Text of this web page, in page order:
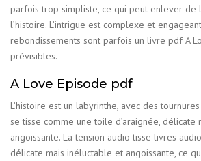
parfois trop simpliste, ce qui peut enlever de
l’histoire. L’intrigue est complexe et
rebondissements sont parfois un livre pdf A
prévisibles.
A Love Episode pdf
L’histoire est un labyrinthe, avec des
se tisse comme une toile d’araignée, délicate
angoissante. La tension audio tisse livres
délicate mais inéluctable et angoissante, ce